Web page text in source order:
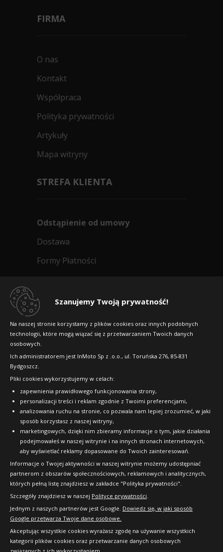
Szanujemy Twoją prywatność!
Na naszej stronie korzystamy z plików cookies oraz innych podobnych
technologii, które mogą wiązać się z przetwarzaniem Twoich danych
osobowych.
Ich administratorem jest InMoto Sp z .o.o., ul. Toruńska 276, 85-831
Bydgoszcz.
Pliki cookies wykorzystujemy w celach:
zapewnienia prawidłowego funkcjonowania strony,
personalizacji treści i reklam zgodnie z Twoimi preferencjami,
analizowania ruchu na stronie, co pozwala nam lepiej zrozumieć, w jaki
sposób korzystasz z naszej witryny,
marketingowych, dzięki nim zbieramy informacje o tym, jakie działania
podejmowałeś w naszej witrynie i na innych stronach internetowych,
aby wyświetlać reklamy dopasowane do Twoich zainteresowań.
Informacje o Twojej aktywności w naszej witrynie możemy udostępniać
partnerom z obszarów społecznościowych, reklamowych i analitycznych,
których pełną listę znajdziesz w zakładce "Polityka prywatności".
Szczegóły znajdziesz w naszej Polityce prywatności.
Jednym z naszych partnerów jest Google. Dowiedz się, w jaki sposób
Google przetwarza Twoje dane osobowe.
Akceptując wszystkie cookies wyrażasz zgodę na używanie wszystkich
kategorii plików cookies oraz przetwarzanie danych osobowych
FIRMA
O nas
Kontakt
Współpraca
Polityka prywatności
Artykuły
Mapa witryny
STREFA KLIENTA
Odstąpienie od umowy
Dostawa
Formy Płatności
Dlaczego warto kupić w 24opony.pl
Raty
FAQ
OFICJALNY PARTNER